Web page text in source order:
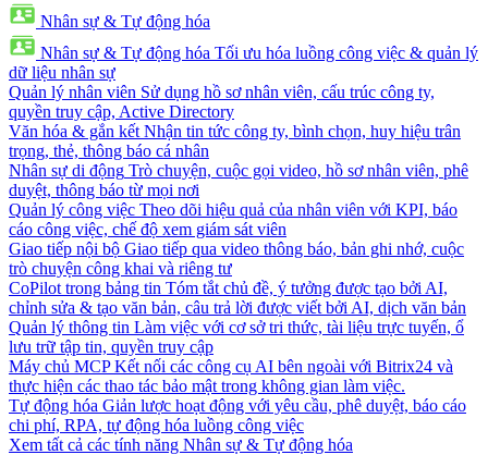
Nhân sự & Tự động hóa
Nhân sự & Tự động hóa Tối ưu hóa luồng công việc & quản lý
dữ liệu nhân sự
Quản lý nhân viên Sử dụng hồ sơ nhân viên, cấu trúc công ty,
quyền truy cập, Active Directory
Văn hóa & gắn kết Nhận tin tức công ty, bình chọn, huy hiệu trân
trọng, thẻ, thông báo cá nhân
Nhân sự di động Trò chuyện, cuộc gọi video, hồ sơ nhân viên, phê
duyệt, thông báo từ mọi nơi
Quản lý công việc Theo dõi hiệu quả của nhân viên với KPI, báo
cáo công việc, chế độ xem giám sát viên
Giao tiếp nội bộ Giao tiếp qua video thông báo, bản ghi nhớ, cuộc
trò chuyện công khai và riêng tư
CoPilot trong bảng tin Tóm tắt chủ đề, ý tưởng được tạo bởi AI,
chỉnh sửa & tạo văn bản, câu trả lời được viết bởi AI, dịch văn bản
Quản lý thông tin Làm việc với cơ sở tri thức, tài liệu trực tuyến, ổ
lưu trữ tập tin, quyền truy cập
Máy chủ MCP Kết nối các công cụ AI bên ngoài với Bitrix24 và
thực hiện các thao tác bảo mật trong không gian làm việc.
Tự động hóa Giản lược hoạt động với yêu cầu, phê duyệt, báo cáo
chi phí, RPA, tự động hóa luồng công việc
Xem tất cả các tính năng Nhân sự & Tự động hóa